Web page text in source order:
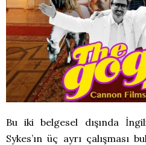
Bu iki belgesel dışında
Sykes’ın üç ayrı çalışması